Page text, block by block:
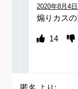
2020年8月4
煽りカス
14